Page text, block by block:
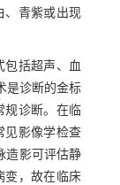
、青紫或出现
包括超声、血
是诊断的金标
规诊断。在临
见影像学检查
造影可评估静
变，故在临床